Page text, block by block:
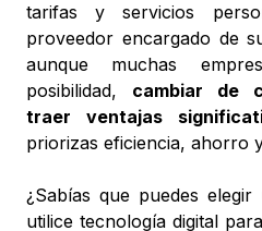
tarifas y servicios
proveedor encargado de
aunque muchas
posibilidad, cambiar de
traer ventajas
priorizas eficiencia, ahorro
¿Sabías que puedes
utilice tecnología digital